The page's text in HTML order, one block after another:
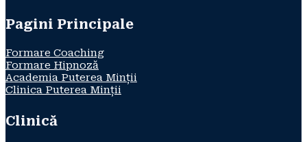
Pagini Principale
Formare Coaching
Formare Hipnoză
Academia Puterea Minții
Clinica Puterea Minții
Clinică